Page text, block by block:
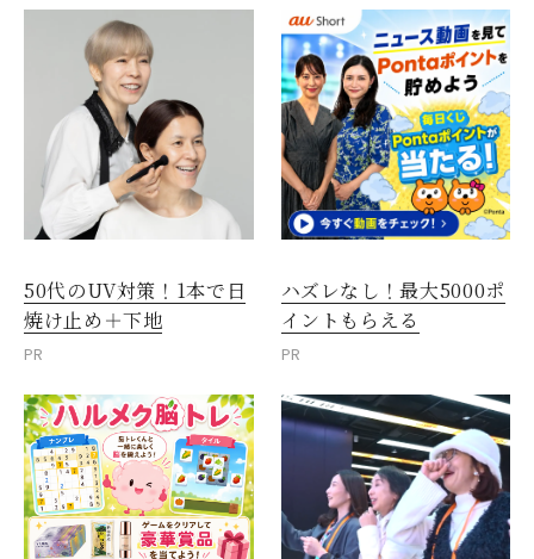
50代のUV対策！1本で日
焼け止め＋下地
PR
ハズレなし！最大5000ポ
イントもらえる
PR